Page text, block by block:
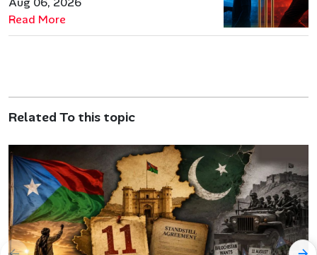
Read More
Related To this topic